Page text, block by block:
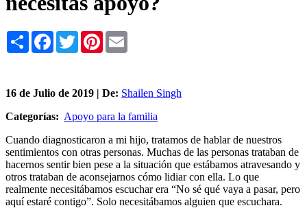
Share Facebook
TwitterPinterest
16 de Julio de 2019 | De: Shailen Singh
Categorías: Apoyo para la familia
Cuando diagnosticaron a mi hijo, tratamos de hablar de nuestros
sentimientos con otras personas. Muchas de las personas trataban de
hacernos sentir bien pese a la situación que estábamos atravesando y
otros trataban de aconsejarnos cómo lidiar con ella. Lo que
realmente necesitábamos escuchar era “No sé qué vaya a pasar, pero
aquí estaré contigo”. Solo necesitábamos alguien que escuchara.